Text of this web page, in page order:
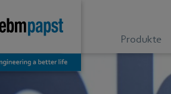
Produkte